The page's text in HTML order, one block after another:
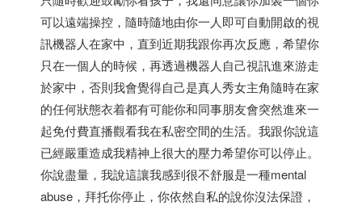
可以遠端操控，隨時隨地由你一人即可自動開啟的視
訊機器人在家中，直到近期我跟你再次反應，希望你
只在一個人的時候，再透過機器人自己視訊進來游走
於家中，否則我會覺得自己是真人秀女主角隨時在家
的任何狀態衣着都有可能你和同事朋友會突然進來一
起免付費直播觀看我在私密空間的生活。我跟你說這
已經嚴重造成我精神上很大的壓力希望你可以停止。
你說盡量，我說這讓我感到很不舒服是一種mental
abuse，拜托你停止，你依然自私的說你沒法保證，